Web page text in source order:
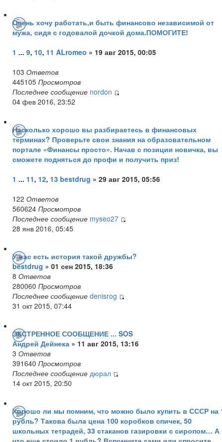
Очень хочу работать,и быть финансово независимой от
мужа, сидя с годовалой дочкой дома.ПОМОГИТЕ!
1 ... 9, 10, 11 ALromeo » 19 авг 2015, 00:05
103 Ответов
445105 Просмотров
Последнее сообщение nordon
04 фев 2016, 23:52
Насколько хорошо вы разбираетесь в финансовых
терминах? Проверьте свои знания на образовательном
портале «Финансы просто». Начав с позиции новичка, вы
сможете подняться до профи и получить приз!
1 ... 11, 12, 13 bestdrug » 29 авг 2015, 05:56
122 Ответов
560624 Просмотров
Последнее сообщение myseo27
28 янв 2016, 05:45
У вас есть история такой дружбы?
bestdrug » 01 сен 2015, 18:36
8 Ответов
280060 Просмотров
Последнее сообщение denisrog
31 окт 2015, 07:44
ЭКСТРЕННОЕ СООБЩЕНИЕ ... SOS
Андрей Дейнека » 11 авг 2015, 13:16
3 Ответов
391640 Просмотров
Последнее сообщение дюрал
14 окт 2015, 20:50
Хорошо ли мы помним, что можно было купить в СССР на
рубль? Такова была цена 100 коробков спичек, 50
школьных тетрадей, 33 стаканов газировки с сиропом… А